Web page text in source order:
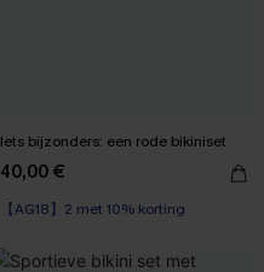
Iets bijzonders: een rode bikiniset
40,00 €
【AG18】2 met 10% korting